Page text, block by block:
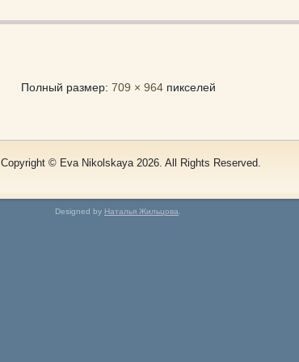
Полный размер: 709 × 964пикселей
Copyright © Eva Nikolskaya 2026. All Rights Reserved.
Designed by Наталья Жильцова